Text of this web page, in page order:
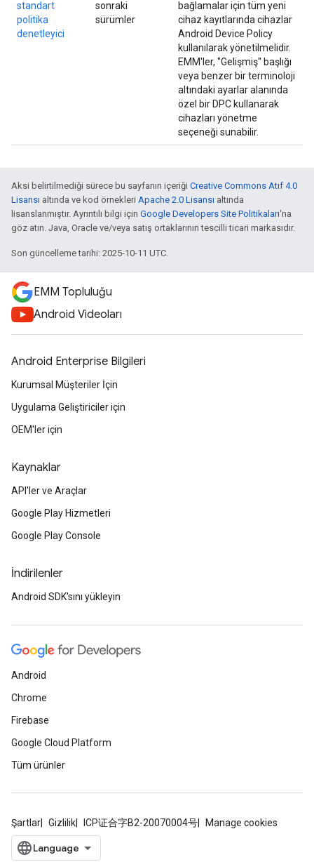
standart
politika
denetleyici
sonraki
sürümler
bağlamalar için tüm yeni
cihaz kayıtlarında cihazlar
Android Device Policy
kullanılarak yönetilmelidir.
EMM'ler, "Gelişmiş" başlığı
veya benzer bir terminoloji
altındaki ayarlar alanında
özel bir DPC kullanarak
cihazları yönetme
seçeneği sunabilir.
Aksi belirtilmediği sürece bu sayfanın içeriği Creative Commons Atıf 4.0
Lisansı altında ve kod örnekleri Apache 2.0 Lisansı altında
lisanslanmıştır. Ayrıntılı bilgi için Google Developers Site Politikaları'na
göz atın. Java, Oracle ve/veya satış ortaklarının tescilli ticari markasıdır.
Son güncelleme tarihi: 2025-10-11 UTC.
EMM Topluluğu
Android Videoları
Android Enterprise Bilgileri
Kurumsal Müşteriler İçin
Uygulama Geliştiriciler için
OEM'ler için
Kaynaklar
API'ler ve Araçlar
Google Play Hizmetleri
Google Play Console
İndirilenler
Android SDK'sını yükleyin
Android
Chrome
Firebase
Google Cloud Platform
Tüm ürünler
Şartlar Gizlilik ICP证合字B2-20070004号 Manage cookies